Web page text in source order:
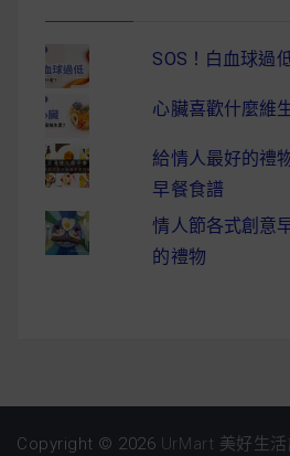
SOS！白血球過
心臟喜歡什麼維
給情人最好的禮
早餐食譜
情人節各式創意
的禮物
Copyright © 2026 UrMart 美好生活